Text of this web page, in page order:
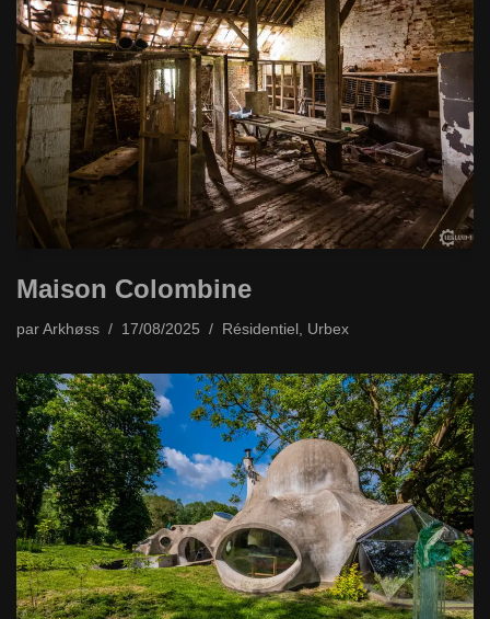
Maison Colombine
par Arkhøss 17/08/2025 Résidentiel Urbex